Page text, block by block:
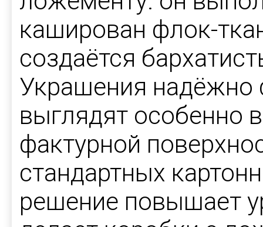
каширован флок-
создаётся
Украшения надёжно
выглядят особенно
фактурной
стандартных
решение повышает